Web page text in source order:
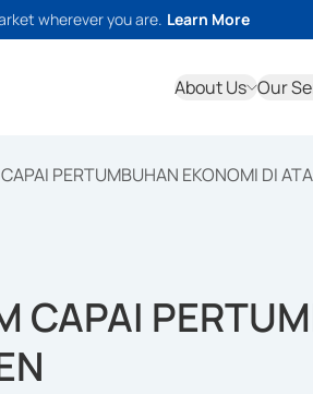
wherever you are. Learn More
About Us Our
PERTUMBUHAN EKONOMI DI
CAPAI